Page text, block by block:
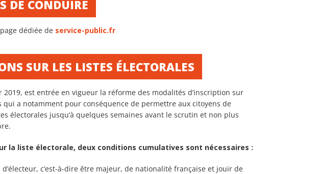
DE CONDUIRE
dédiée de service-public.fr
SUR LES LISTES ÉLECTORALES
2019, est entrée en vigueur la réforme des modalités d’inscription sur
qui a notamment pour conséquence de permettre aux citoyens de
électorales jusqu’à quelques semaines avant le scrutin et non plus
la liste électorale, deux conditions cumulatives sont nécessaires :
c’est-à-dire être majeur, de nationalité française et jouir de